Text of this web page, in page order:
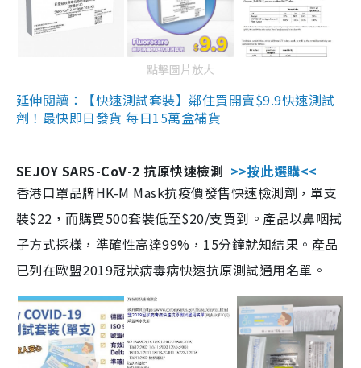
點擊圖片放大
延伸閱讀：【快速測試套裝】鄰住買開賣$9.9快速測試
劑！最快即日發貨 每日15萬盒補貨
SEJOY SARS-CoV-2 抗原快速檢測 >>按此選購<<
香港口罩品牌HK-M Mask抗疫價發售快速檢測劑，單支
裝$22，而購買500套裝低至$20/支買到。產品以鼻咽拭
子方式採樣，準確性高達99%，15分鐘就知結果。產品
已列在歐盟2019冠狀病毒病快速抗原測試通用名單。